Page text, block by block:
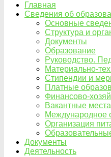
Главная
Сведения об
Основные
Структура и
Документы
Образование
Руководство.
Материально-
Стипендии и
Платные
Финансово-
Вакантные
Международное
Организация
Документы
Деятельность